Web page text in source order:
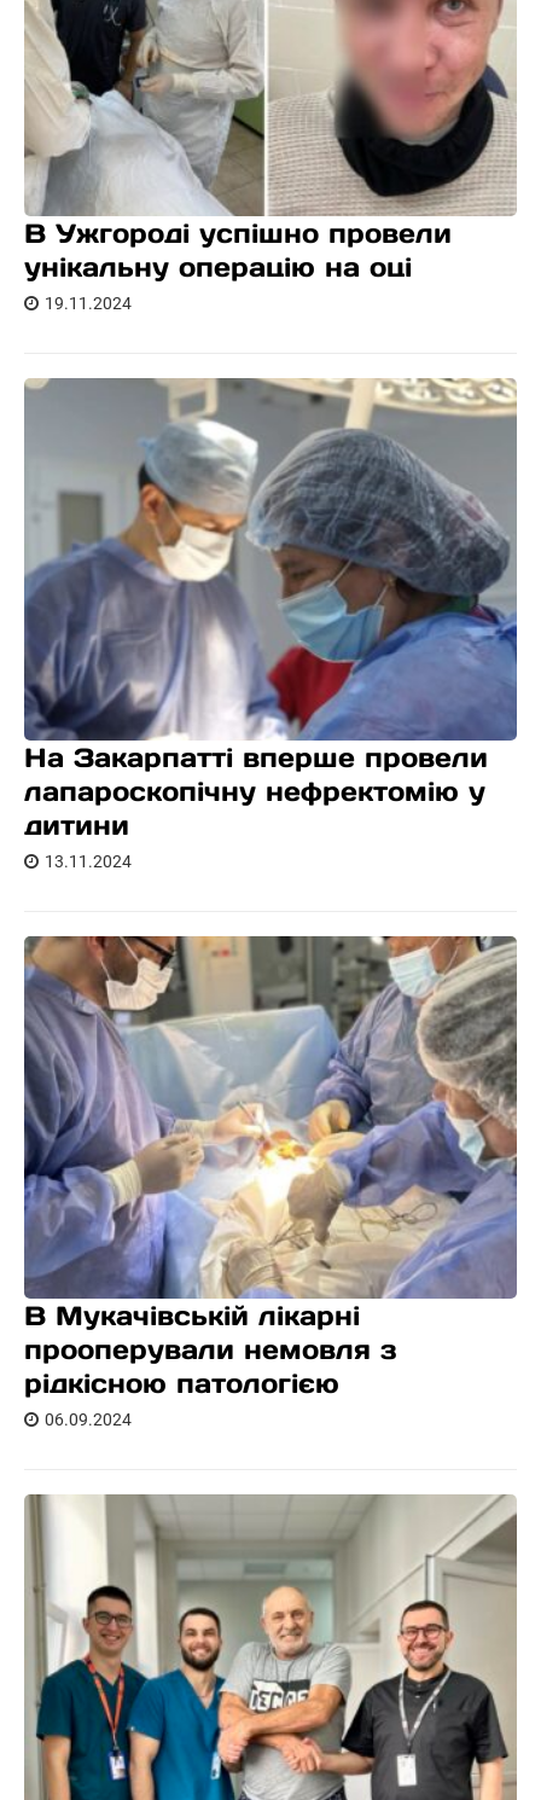
В Ужгороді успішно провели
унікальну операцію на оці
19.11.2024
На Закарпатті вперше провели
лапароскопічну нефректомію у
дитини
13.11.2024
В Мукачівській лікарні
прооперували немовля з
рідкісною патологією
06.09.2024